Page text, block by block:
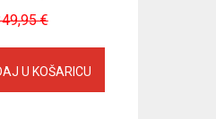
€
U KOŠARICU